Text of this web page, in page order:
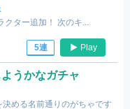
クター追加！ 次のキ...
5連 Play
うかなガチャ
める名前通りのがちゃです